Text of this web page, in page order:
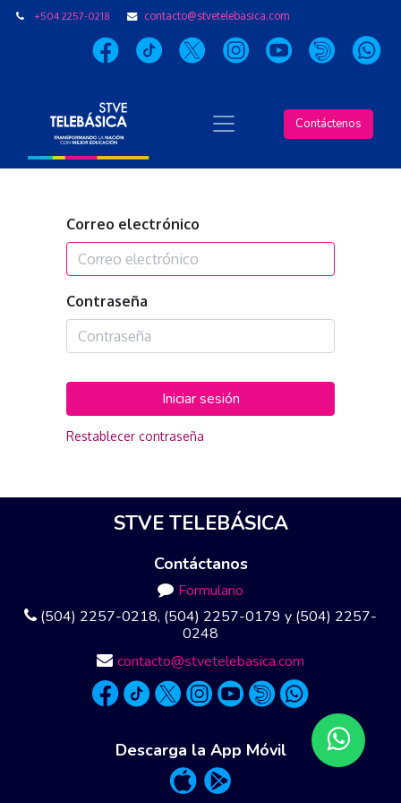
+504 2257-0218 contacto@stvetelebasica.com
Contáctenos
Correo electrónico
Contraseña
Iniciar sesión
Restablecer contraseña
STVE TELEBÁSICA
Contáctanos
Formulario
(504) 2257-0218, (504) 2257-0179 y (504) 2257-
0248
contacto@stvetelebasica.com
Descarga la App Móvil